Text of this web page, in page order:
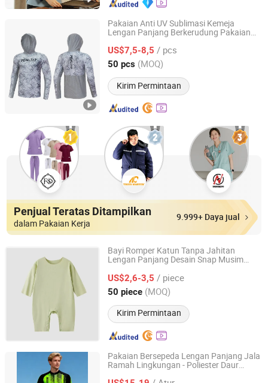
Pakaian Anti UV Sublimasi Kemeja
Lengan Panjang Berkerudung Pakaian
US$7,5-8,5 / pcs
50 pcs (MOQ)
Kirim Permintaan
Guangzhou Yisjoy Sports Glove Co., Ltd.
Guangdong, China Harga mulai 2019
Penjual Teratas Ditampilkan
dalam Pakaian Kerja
9.999+ Daya jual
Bayi Romper Katun Tanpa Jahitan
Lengan Panjang Desain Snap Musim
Rumah
US$2,6-3,5 / piece
50 piece (MOQ)
Kirim Permintaan
Fuzhou Suoha Industry and Trade Co., Ltd.
Fujian, China Harga mulai 2025
Pakaian Bersepeda Lengan Panjang Jala
Ramah Lingkungan - Poliester Daur
Ashbeik (Dongguan) Sports Goods Co., Ltd